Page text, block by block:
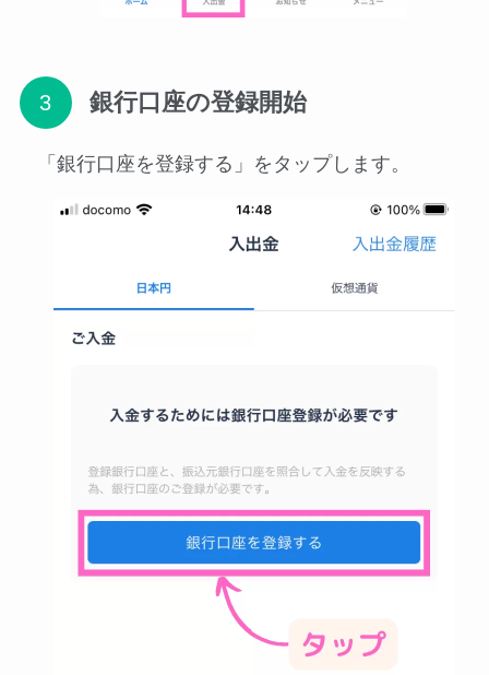
銀行口座の登録開始
「銀行口座を登録する」をタップします。